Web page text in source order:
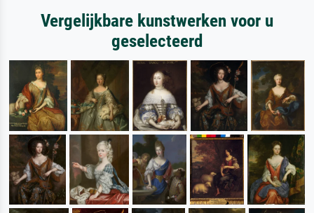
Vergelijkbare kunstwerken voor u
geselecteerd